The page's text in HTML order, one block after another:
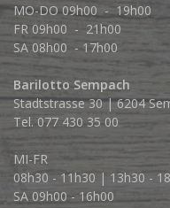
MO-DO 09h00 - 19h00
FR 09h00 - 21h00
SA 08h00 - 17h00
Barilotto Sempach
Stadtstrasse 30 | 6204
Tel. 077 430 35 00
MI-FR
08h30 - 11h30 | 13h30 -
SA 09h00 - 16h00